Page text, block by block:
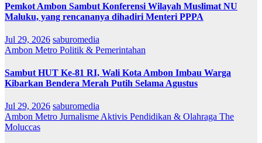
Pemkot Ambon Sambut Konferensi Wilayah Muslimat NU
Maluku, yang rencananya dihadiri Menteri PPPA
Jul 29, 2026 saburomedia
Ambon Metro Politik & Pemerintahan
Sambut HUT Ke-81 RI, Wali Kota Ambon Imbau Warga
Kibarkan Bendera Merah Putih Selama Agustus
Jul 29, 2026 saburomedia
Ambon Metro Jurnalisme Aktivis Pendidikan & Olahraga The
Moluccas